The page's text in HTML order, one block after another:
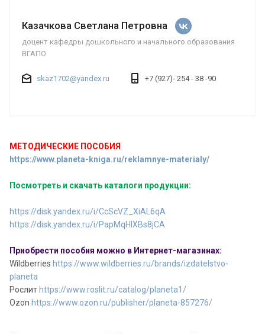
Казачкова Светлана Петровна
доцент кафедры дошкольного и начального образования
ВГАПО
skaz1702@yandex.ru +7 (927)- 254 - 38 -90
МЕТОДИЧЕСКИЕ ПОСОБИЯ
https://www.planeta-kniga.ru/reklamnye-materialy/
Посмотреть и скачать каталоги продукции:
https://disk.yandex.ru/i/CcScVZ_XiAL6qA
https://disk.yandex.ru/i/PapMqHlXBs8jCA
Приобрести пособия можно в Интернет-магазинах:
Wildberries https://www.wildberries.ru/brands/izdatelstvo-
planeta
Рослит https://www.roslit.ru/catalog/planeta1/
Ozon https://www.ozon.ru/publisher/planeta-857276/